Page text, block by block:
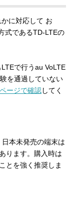
に対応して お
式であるTD-LTEの
で行うau VoLTE
を通過していない
ージで確認してく
本未発売の端末は
ります。購入時は
とを強く推奨しま